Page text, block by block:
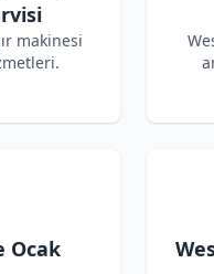
makinesi
Ocak